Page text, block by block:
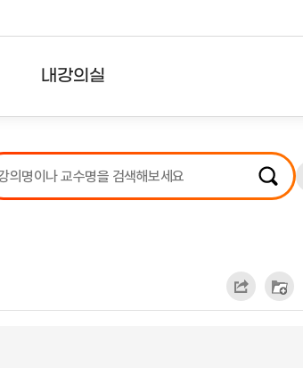
내강의실
강의리스트
수강확인증강의